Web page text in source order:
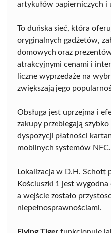
artykułów papierniczych i
To duńska sieć, która
oryginalnych gadżetów,
domowych oraz
atrakcyjnymi cenami i
liczne wyprzedaże na
zwiększają jego
Obsługa jest uprzejma i
zakupy przebiegają
dyspozycji płatności
mobilnych systemów NFC.
Lokalizacja w D.H. Schott
Kościuszki 1 jest
a wejście zostało
niepełnosprawnościami.